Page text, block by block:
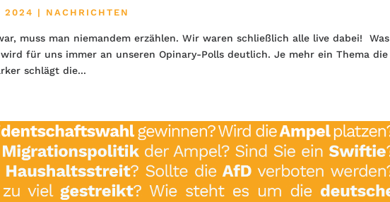
2024 | NACHRICHTEN
muss man niemandem erzählen. Wir waren schließlich alle live dabei! Was
für uns immer an unseren Opinary-Polls deutlich. Je mehr ein Thema die
schlägt die...